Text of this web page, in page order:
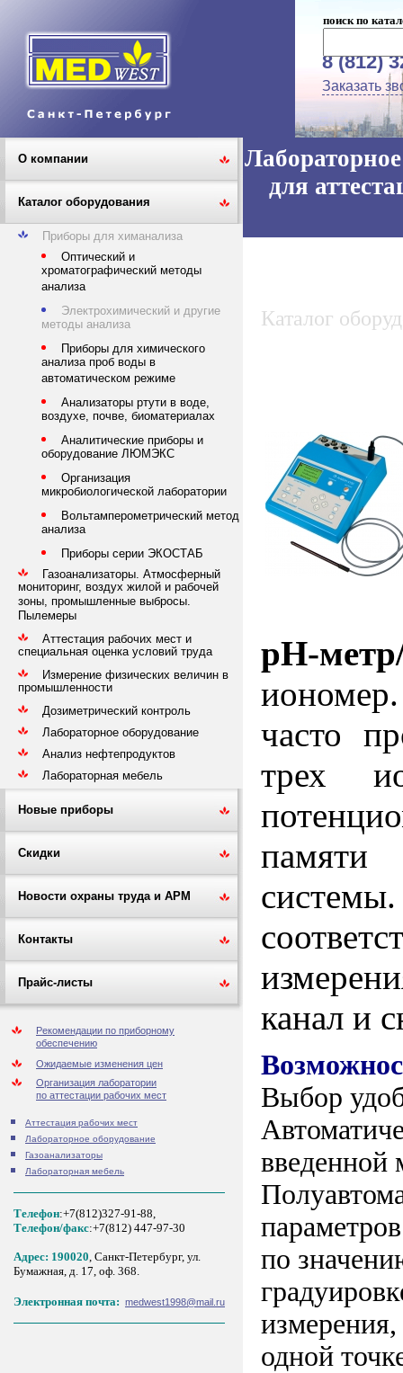
поиск по
8 (812)
Заказать
О компании
Каталог оборудования
Приборы для химанализа
Оптический и
хроматографический методы
анализа
Электрохимический и другие
методы анализа
Приборы для химического
анализа проб воды в
автоматическом режиме
Анализаторы ртути в воде,
воздухе, почве, биоматериалах
Аналитические приборы и
оборудование ЛЮМЭКС
Организация
микробиологической лаборатории
Вольтамперометрический метод
анализа
Приборы серии ЭКОСТАБ
Газоанализаторы. Атмосферный
мониторинг, воздух жилой и рабочей
зоны, промышленные выбросы.
Пылемеры
Аттестация рабочих мест и
специальная оценка условий труда
Измерение физических величин в
промышленности
Дозиметрический контроль
Лабораторное оборудование
Анализ нефтепродуктов
Лабораторная мебель
Новые приборы
Скидки
Новости охраны труда и АРМ
Контакты
Прайс-листы
Рекомендации по приборному
обеспечению
Ожидаемые изменения цен
Организация лаборатории
по аттестации рабочих мест
Аттестация рабочих мест
Лабораторное оборудование
Газоанализаторы
Лабораторная мебель
Телефон:+7(812)327-91-88,
Tелефон/факс:+7(812) 447-97-30
Адрес: 190020, Санкт-Петербург, ул.
Бумажная, д. 17, оф. 368.
Электронная почта: medwest1998@mail.ru
для
Каталог
pH-
часто
трех
памяти
канал и
Выбор
введенной
по
одной